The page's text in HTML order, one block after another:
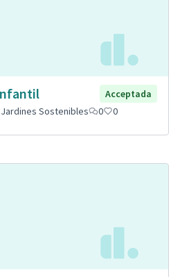
Acceptada
Sostenibles 0 0